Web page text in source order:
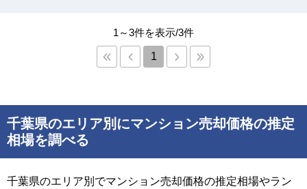
1～3件を表示/3件
1
千葉県のエリア別にマンション売却価格の推定
相場を調べる
千葉県のエリア別でマンション売却価格の推定相場やラン